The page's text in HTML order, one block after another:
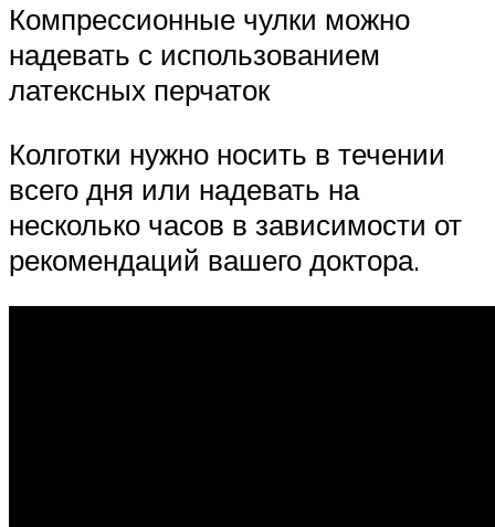
Компрессионные чулки можно
надевать с использованием
латексных перчаток
Колготки нужно носить в течении
всего дня или надевать на
несколько часов в зависимости от
рекомендаций вашего доктора.